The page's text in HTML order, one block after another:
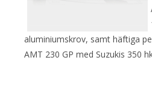
aluminiumskrov, samt häftiga
AMT 230 GP med Suzukis 350